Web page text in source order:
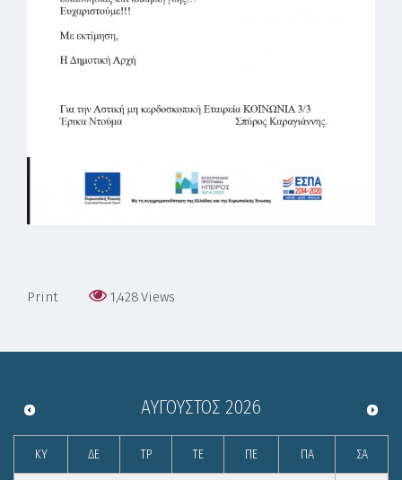
Print 1,428Views
ΑΎΓΟΥΣΤΟΣ 2026
ΚΥ ΔΕ ΤΡ ΤΕ ΠΕ ΠΑ ΣΑ